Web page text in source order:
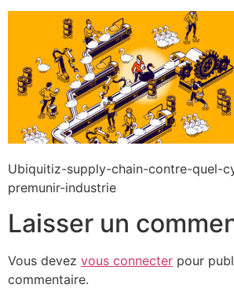
Ubiquitiz-supply-chain-contre-quel-
premunir-industrie
Laisser un
Vous devez vous connecter pour
commentaire.